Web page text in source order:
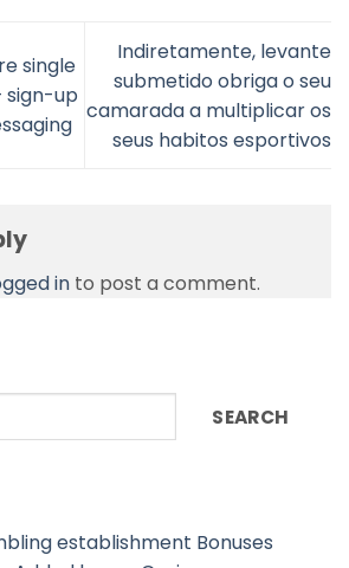
single
sign-up
Indiretamente, levante
submetido obriga o seu
camarada a multiplicar os
seus habitos esportivos
in to post a comment.
SEARCH
establishment Bonuses